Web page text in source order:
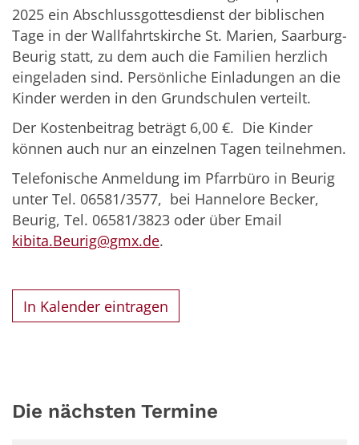
2025 ein Abschlussgottesdienst der biblischen
Tage in der Wallfahrtskirche St. Marien, Saarburg-
Beurig statt, zu dem auch die Familien herzlich
eingeladen sind. Persönliche Einladungen an die
Kinder werden in den Grundschulen verteilt.
Der Kostenbeitrag beträgt 6,00 €. Die Kinder
können auch nur an einzelnen Tagen teilnehmen.
Telefonische Anmeldung im Pfarrbüro in Beurig
unter Tel. 06581/3577, bei Hannelore Becker,
Beurig, Tel. 06581/3823 oder über Email
kibita.Beurig@gmx.de.
In Kalender eintragen
Die nächsten Termine